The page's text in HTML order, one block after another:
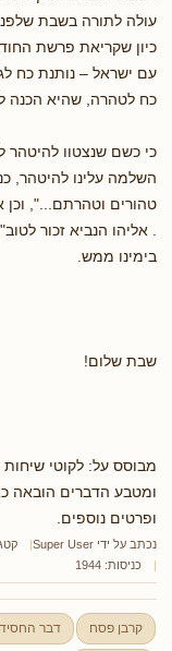
עולה לתורה בשבת
כיון שקריאת פרשת
עם ישראל – נותנת כח
כח לטהרה, שהיא הכנה
כי כשם שנצטוו להיטהר
השלמה עלינו להיטהר,
טהורים וטהרתם...", וכן
. אליהו הנביא זכור
בימינו ממש.
שבת שלום!
ומטבע הדברים הובאה
ופרטים נוספים.
נכתב על ידי Super User
כניסות: 1944
קרבן פסח דבר